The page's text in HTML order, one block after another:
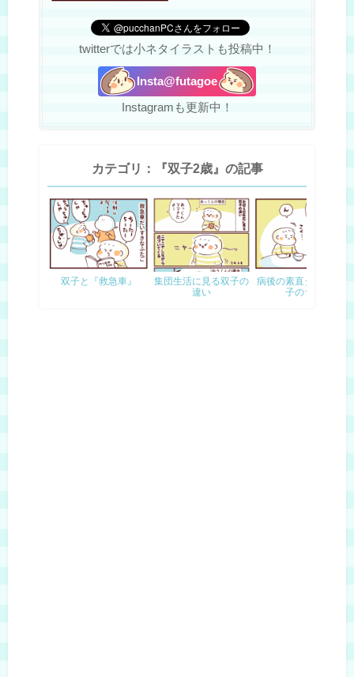
twitterでは小ネタイラストも投稿中！
Insta@futagoe
Instagramも更新中！
カテゴリ：『双子2歳』の記事
双子と『救急車』
集団生活に見る双子の
違い
病後の素直タイムと双
子のち…